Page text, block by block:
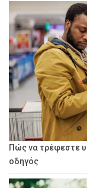
Πώς να τρέφεστε
οδηγός